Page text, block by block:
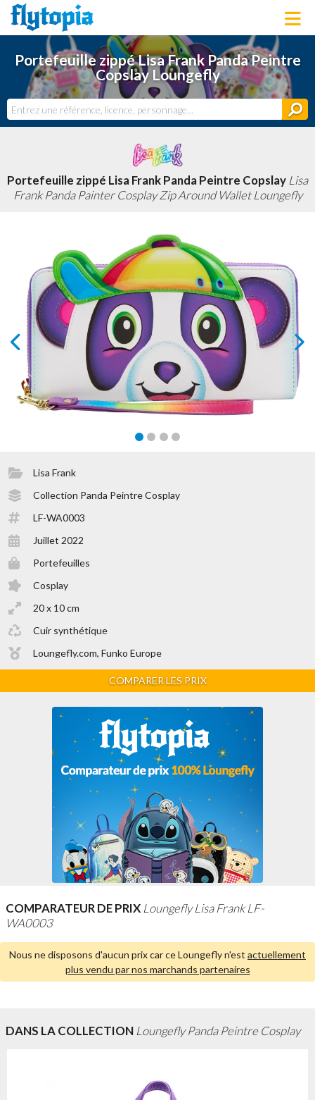
LOUNGEFLY
LICENCES
NOUVEAUTÉS
BONS PLANS
ACTUALITÉS
DERNIERS AJOUTS
Portefeuille zippé Lisa Frank Panda Peintre
Copslay Loungefly
Portefeuille zippé Lisa Frank Panda Peintre Copslay Lisa
Frank Panda Painter Cosplay Zip Around Wallet Loungefly
prev next
Lisa Frank
Collection Panda Peintre Cosplay
LF-WA0003
Juillet 2022
Portefeuilles
Cosplay
20 x 10 cm
Cuir synthétique
Loungefly.com, Funko Europe
COMPARER LES PRIX
COMPARATEUR DE PRIX Loungefly Lisa Frank LF-
WA0003
Nous ne disposons d'aucun prix car ce Loungefly n'est actuellement
plus vendu par nos marchands partenaires
DANS LA COLLECTION Loungefly Panda Peintre Cosplay